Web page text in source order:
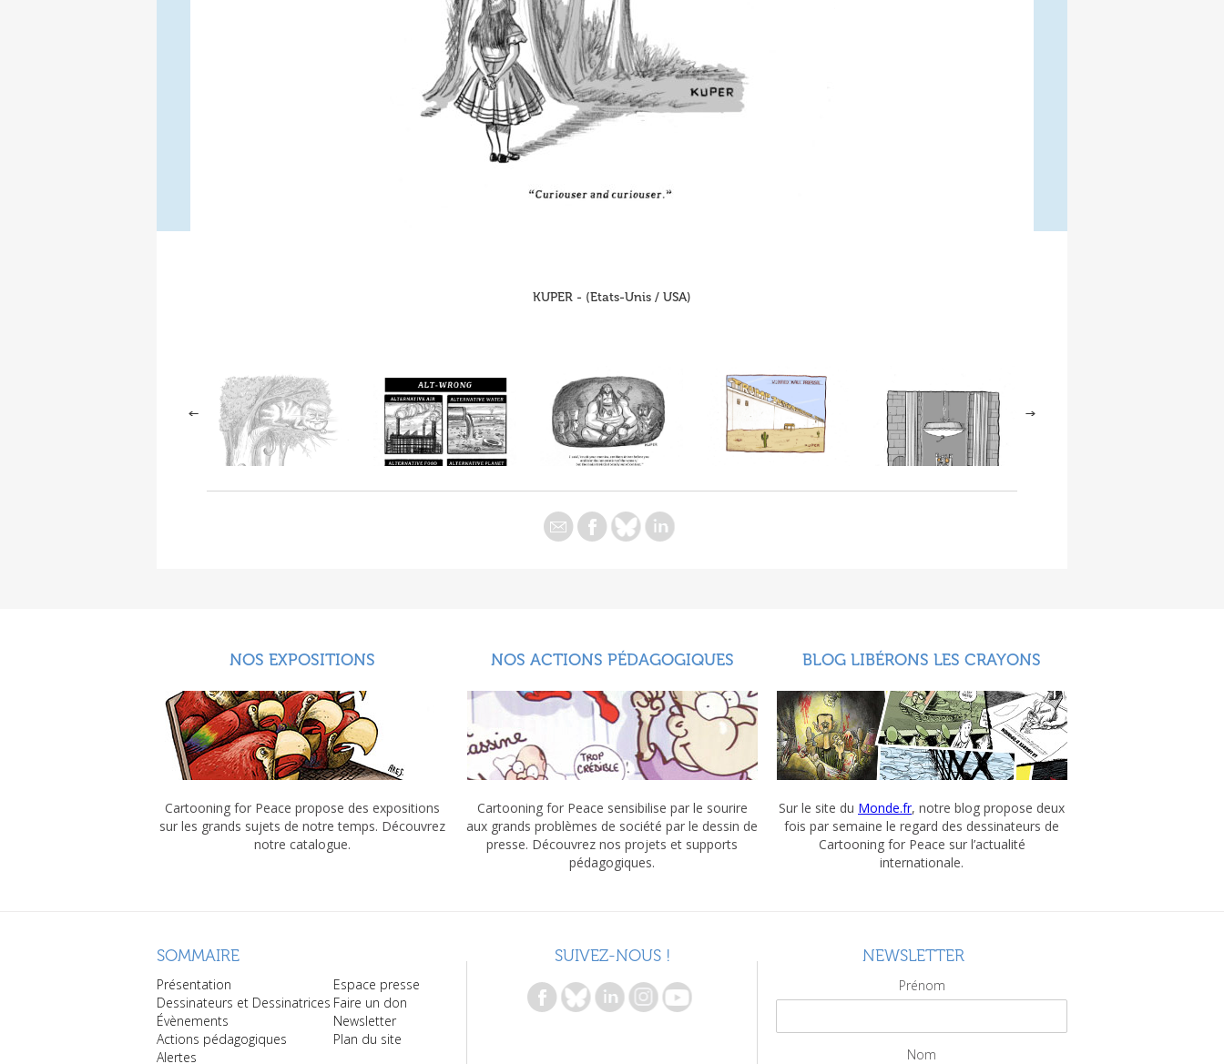
KUPER - (Etats-Unis / USA)
NOS EXPOSITIONS
Cartooning for Peace propose des expositions
sur les grands sujets de notre temps. Découvrez
notre catalogue.
NOS ACTIONS PÉDAGOGIQUES
Cartooning for Peace sensibilise par le sourire
aux grands problèmes de société par le dessin de
presse. Découvrez nos projets et supports
pédagogiques.
BLOG LIBÉRONS LES CRAYONS
Sur le site du Monde.fr, notre blog propose deux
fois par semaine le regard des dessinateurs de
Cartooning for Peace sur l’actualité
internationale.
SOMMAIRE
Présentation
Dessinateurs et Dessinatrices
Évènements
Actions pédagogiques
Alertes
Espace presse
Faire un don
Newsletter
Plan du site
SUIVEZ-NOUS ! NEWSLETTER
Prénom
Nom